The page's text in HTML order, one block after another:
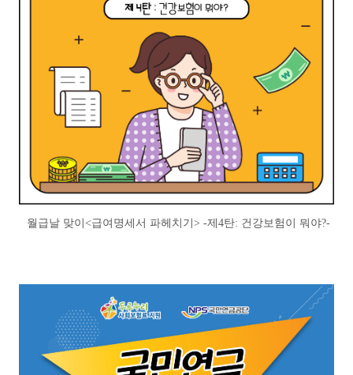
월급날 맞이<급여명세서 파헤치기> -제4탄: 건강보험이 뭐야?-